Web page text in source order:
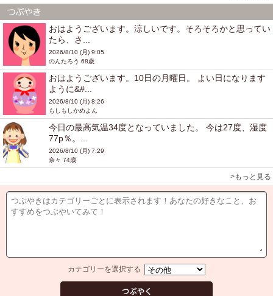
おはようございます。涼しいです。そろそろかと思ってい
たら、さ...
2026/8/10 (月) 9:05
のんたろう 68歳
おはようございます。10日の月曜日。 よい日になります
ように&#...
2026/8/10 (月) 8:26
もしもしかめよん
今日の最高気温34度となっていました。 今は27度、湿度
77p％。...
2026/8/10 (月) 7:29
奈々 74歳
>もっと見る
カテゴリーを選択する